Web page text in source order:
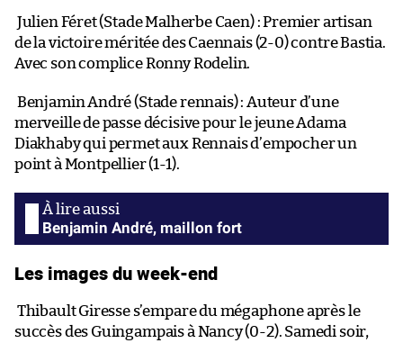
Julien Féret (Stade Malherbe Caen) : Premier artisan
de la victoire méritée des Caennais (2-0) contre Bastia.
Avec son complice Ronny Rodelin.
Benjamin André (Stade rennais) : Auteur d’une
merveille de passe décisive pour le jeune Adama
Diakhaby qui permet aux Rennais d’empocher un
point à Montpellier (1-1).
Benjamin André, maillon fort
Les images du week-end
Thibault Giresse s’empare du mégaphone après le
succès des Guingampais à Nancy (0-2). Samedi soir,